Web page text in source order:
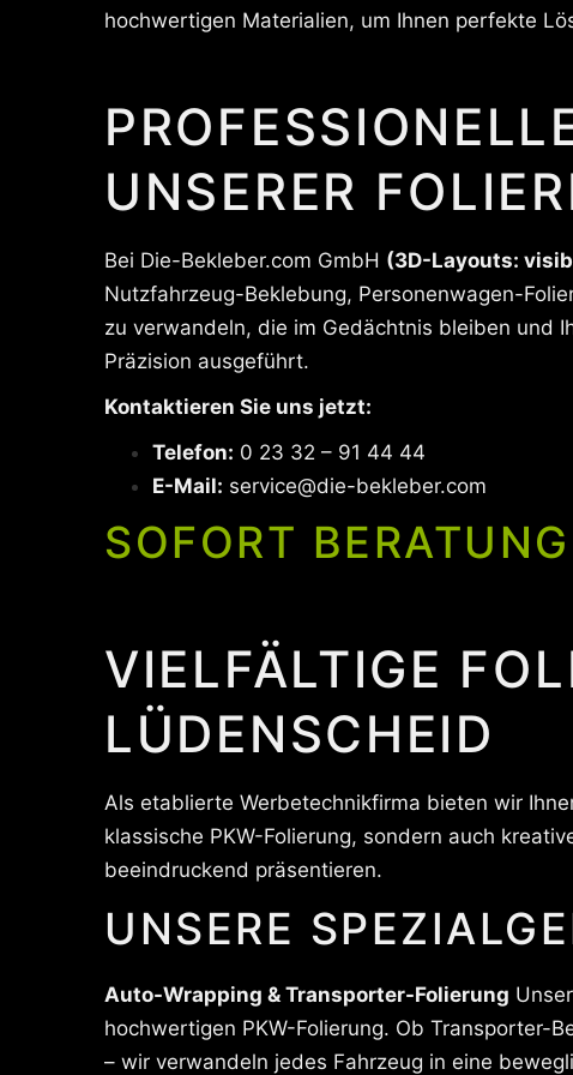
hochwertigen Materialien, um Ihnen perfekte
UNSERER
Bei Die-Bekleber.com GmbH (3D-Layouts:
Nutzfahrzeug-Beklebung, Personenwagen-
zu verwandeln, die im Gedächtnis bleiben und
Präzision ausgeführt.
Kontaktieren Sie uns jetzt:
Telefon: 0 23 32 – 91 44 44
E-Mail: service@die-bekleber.com
SOFORT
VIELFÄLTIGE
LÜDENSCHEID
Als etablierte Werbetechnikfirma bieten wir
klassische PKW-Folierung, sondern auch
beeindruckend präsentieren.
UNSERE
Auto-Wrapping & Transporter-Folierung
hochwertigen PKW-Folierung. Ob Transporter-
– wir verwandeln jedes Fahrzeug in eine